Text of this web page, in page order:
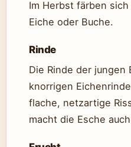
Im Herbst färben
Eiche oder Buche.
Rinde
Die Rinde der
knorrigen
flache, netzartige
macht die Esche